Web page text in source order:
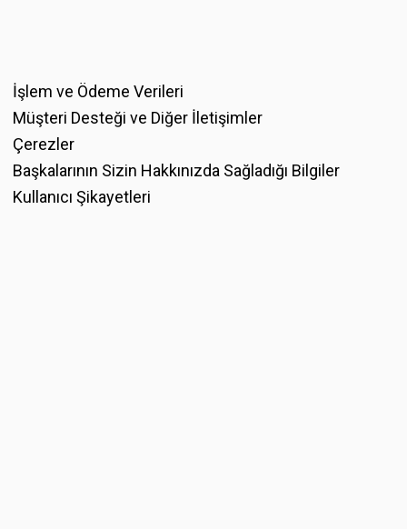
İşlem ve Ödeme Verileri
Müşteri Desteği ve Diğer İletişimler
Çerezler
Başkalarının Sizin Hakkınızda Sağladığı Bilgiler
Kullanıcı Şikayetleri